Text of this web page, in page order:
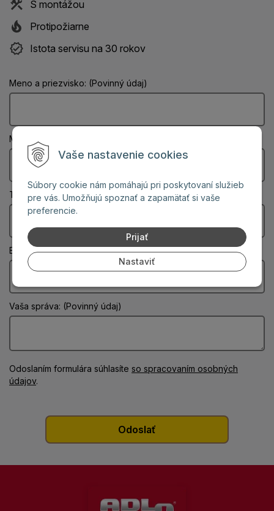
Vaše nastavenie cookies
Súbory cookie nám pomáhajú pri poskytovaní služieb
pre vás. Umožňujú spoznať a zapamätať si vaše
preferencie.
Prijať
Nastaviť
S montážou
Protipožiarne
Istota servisu na 30 rokov
Meno a priezvisko: (Povinný údaj)
Mesto: (Povinný údaj)
Telefón:
Email: (Povinný údaj)
Vaša správa: (Povinný údaj)
Odoslaním formulára súhlasíte so spracovaním osobných
údajov.